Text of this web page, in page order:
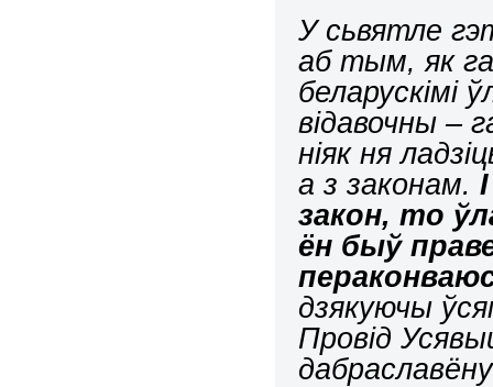
У сьвятле
аб тым, як
беларускімі
відавочны –
ніяк ня
а з законам.
закон, то
ён быў
дзякуючы
Провід